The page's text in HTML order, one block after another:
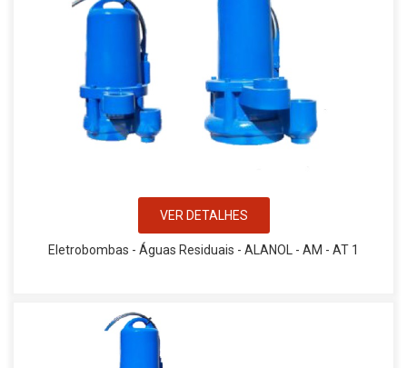
VER DETALHES
Eletrobombas - Águas Residuais - ALANOL - AM - AT 1